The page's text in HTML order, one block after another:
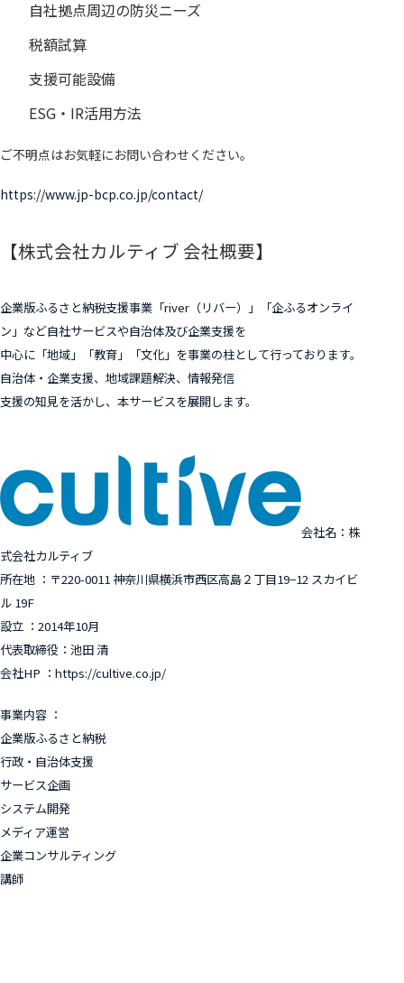
自社拠点周辺の防災ニーズ
税額試算
支援可能設備
ESG・IR活用方法
ご不明点はお気軽にお問い合わせください。
https://www.jp-bcp.co.jp/contact/
【株式会社カルティブ 会社概要】
企業版ふるさと納税支援事業「river（リバー）」「企ふるオンライ
ン」など自社サービスや自治体及び企業支援を
中心に「地域」「教育」「文化」を事業の柱として行っております。
自治体・企業支援、地域課題解決、情報発信
支援の知見を活かし、本サービスを展開します。
会社名：株
式会社カルティブ
所在地 ：〒220-0011 神奈川県横浜市西区高島２丁目19−12 スカイビ
ル 19F
設立 ：2014年10月
代表取締役：池田 清
会社HP ：https://cultive.co.jp/
事業内容 ：
企業版ふるさと納税
行政・自治体支援
サービス企画
システム開発
メディア運営
企業コンサルティング
講師